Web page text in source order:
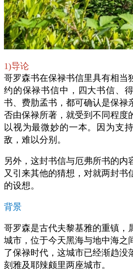
1)导论
哥罗森书在保禄书信里具有相当
约的保禄书信中，四大书信、
书、费肋孟书，都可确认是保禄
否由保禄所著，就受到不同程度
以视为最微妙的一本。因为支
敌，难以分别。
另外，这封书信与厄弗所书的内
又引来其他的猜想，对就两封书
的设想。
背景
哥罗森是古代夫黎基雅的重镇，
城市，位于今天黑海与地中海之
了保禄时代，这城市已经渐趋没
刻雅及耶辣颇里两座城市。